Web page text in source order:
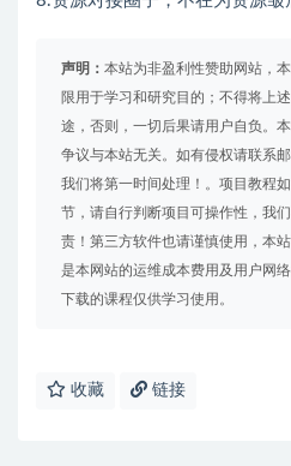
声明： 本站为非盈利性赞助网站，
限用于学习和研究目的；不得将上
途，否则，一切后果请用户自负。
争议与本站无关。如有侵权请联系
我们将第一时间处理！。项目教程
节，请自行判断项目可操作性，我
责！第三方软件也请谨慎使用，本
是本网站的运维成本费用及用户网
下载的课程仅供学习使用。
收藏 链接